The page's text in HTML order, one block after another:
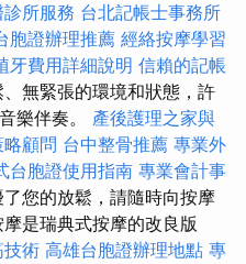
所服務 台北記帳士事務所
胞證辦理推薦 經絡按摩學習
牙費用詳細說明 信賴的記帳
無緊張的環境和狀態，許
樂伴奏。 產後護理之家與
顧問 台中整骨推薦 專業外
台胞證使用指南 專業會計事
您的放鬆，請隨時向按摩
是瑞典式按摩的改良版
技術 高雄台胞證辦理地點 專